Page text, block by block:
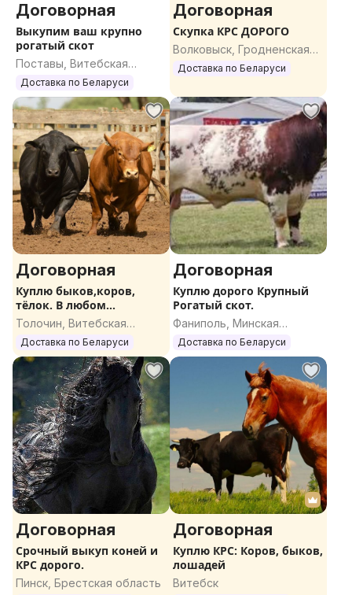
Договорная
Выкупим ваш крупно
рогатый скот
Поставы, Витебская
область
Доставка по Беларуси
Договорная
Скупка КРС ДОРОГО
Волковыск, Гродненская
область
Доставка по Беларуси
Договорная
Куплю быков,коров,
тёлок. В любом
количестве.
Толочин, Витебская
область
Доставка по Беларуси
Договорная
Куплю дорого Крупный
Рогатый скот.
Фаниполь, Минская
область
Доставка по Беларуси
Договорная
Срочный выкуп коней и
КРС дорого.
Пинск, Брестская область
Договорная
Куплю КРС: Коров, быков,
лошадей
Витебск